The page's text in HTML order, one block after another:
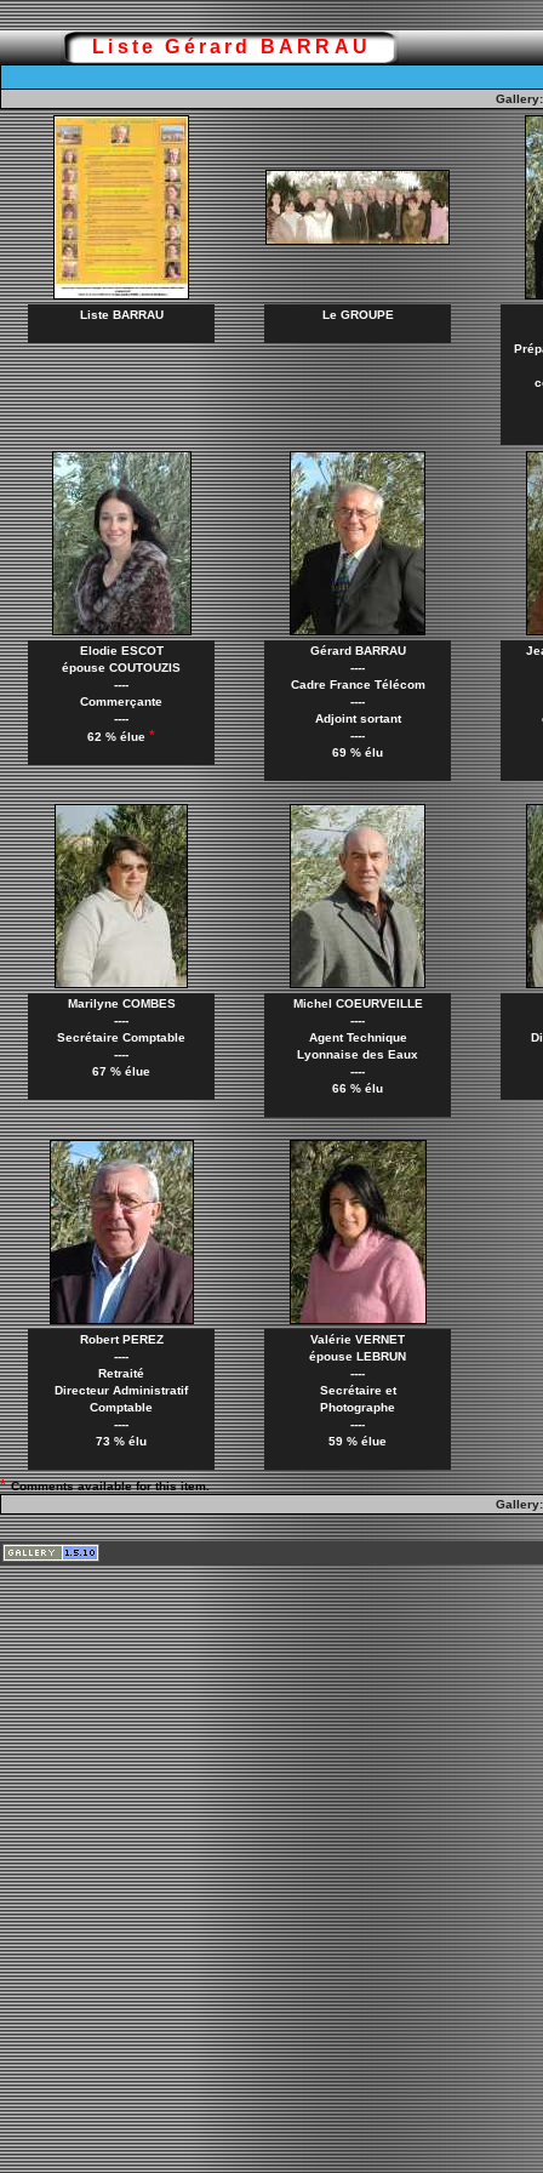
Liste Gérard BARRAU
Liste BARRAU Le GROUPE
Elodie ESCOT
épouse COUTOUZIS
----
Commerçante
----
62 % élue *
Gérard BARRAU
----
Cadre France Télécom
----
Adjoint sortant
----
69 % élu
Marilyne COMBES
----
Secrétaire Comptable
----
67 % élue
Michel COEURVEILLE
----
Agent Technique
Lyonnaise des Eaux
----
66 % élu
Robert PEREZ
----
Retraité
Directeur Administratif
Comptable
----
73 % élu
Valérie VERNET
épouse LEBRUN
----
Secrétaire et
Photographe
----
59 % élue
* Comments available for this item.